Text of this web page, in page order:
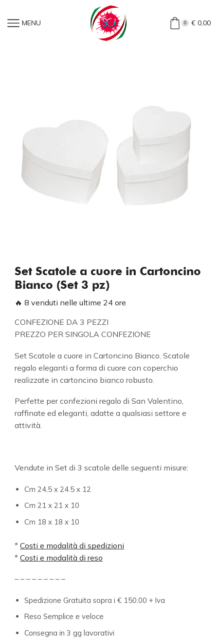
MENU 0 €0,00
Set Scatole A Cuore In Cartoncino Bianco
(Set 3 Pz)
Set Scatole a cuore in Cartoncino
Bianco (Set 3 pz)
🔥 8 venduti nelle ultime 24 ore
CONFEZIONE DA 3 PEZZI
PREZZO PER SINGOLA CONFEZIONE
Set Scatole a cuore in Cartoncino Bianco. Scatole
regalo eleganti a forma di cuore con coperchio
realizzate in cartoncino bianco robusto.
Perfette per confezioni regalo di San Valentino,
raffinate ed eleganti, adatte a qualsiasi settore e
attività.
Vendute in Set di 3 scatole delle seguenti misure:
Cm 24,5 x 24.5 x 12
Cm 21 x 21 x 10
Cm 18 x 18 x 10
* Costi e modalità di spedizioni
* Costi e modalità di reso
– – – – – – – – –
Spedizione Gratuita sopra i € 150.00 + Iva
Reso Semplice e veloce
Consegna in 3 gg lavorativi